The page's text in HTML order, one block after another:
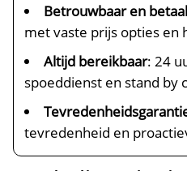
Betrouwbaar en
met vaste prijs opties en
Altijd bereikbaar: 24
spoeddienst en stand by
tevredenheid en